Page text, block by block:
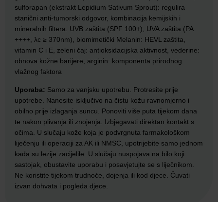
sulforapan (ekstrakt Lepidium Sativum Sprout): regulira
stanični anti-tumorski odgovor, kombinacija kemijskih i
mineralnih filtera: UVB zaštita (SPF 100+), UVA zaštita (PA
++++, λc ≥ 370nm), biomimetički Melanin: HEVL zaštita,
vitamin C i E, zeleni čaj: antioksidacijska aktivnost, vederine:
obnova kožne barijere, arginin: komponenta prirodnog
vlažnog faktora
Uporaba: Samo za vanjsku upotrebu. Protresite prije
upotrebe. Nanesite isključivo na čistu kožu ravnomjerno i
obilno prije izlaganja suncu. Ponoviti više puta tijekom dana
te nakon plivanja ili znojenja. Izbjegavati direktan kontakt s
očima. U slučaju kože koja je podvrgnuta farmakološkom
liječenju ili operaciji za AK ili NMSC, upotrijebite samo jednom
kada su lezije zacijelile. U slučaju nuspojava na bilo koji
sastojak, obustavite uporabu i posavjetujte se s liječnikom.
Ne koristite tijekom trudnoće, dojenja ili kod djece. Čuvati
izvan dohvata i pogleda djece.